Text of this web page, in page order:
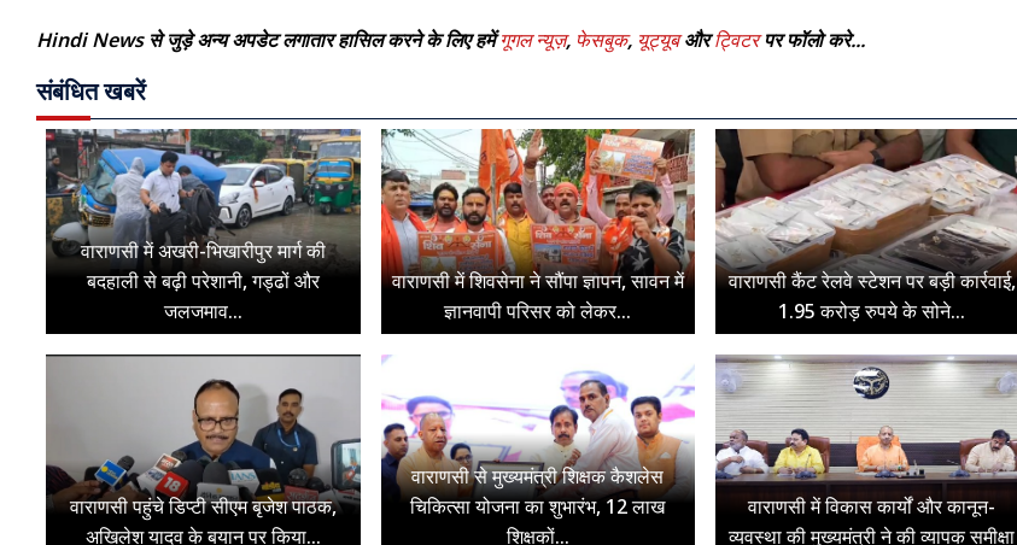
Hindi News से जुड़े अन्य अपडेट लगातार हासिल करने के लिए हमेंगूगल न्यूज़, फेसबुक, यूट्यूबऔरट्विटरपर फॉलो करे...
संबंधित खबरें
वाराणसी में अखरी-भिखारीपुर मार्ग की
बदहाली से बढ़ी परेशानी, गड्ढों और
जलजमाव...
वाराणसी में शिवसेना ने सौंपा ज्ञापन, सावन में
ज्ञानवापी परिसर को लेकर...
वाराणसी कैंट रेलवे स्टेशन पर बड़ी कार्रवाई,
1.95 करोड़ रुपये के सोने...
वाराणसी पहुंचे डिप्टी सीएम बृजेश पाठक,
अखिलेश यादव के बयान पर किया...
वाराणसी से मुख्यमंत्री शिक्षक कैशलेस
चिकित्सा योजना का शुभारंभ, 12 लाख
शिक्षकों...
वाराणसी में विकास कार्यों और कानून-
व्यवस्था की मुख्यमंत्री ने की व्यापक समीक्षा